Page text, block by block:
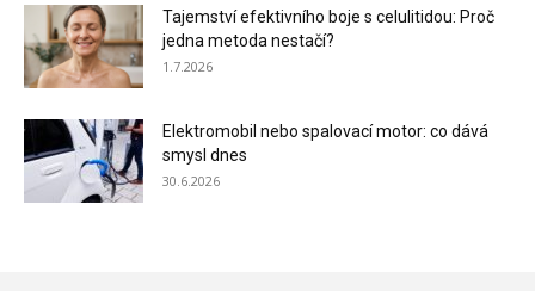
Tajemství efektivního boje s celulitidou: Proč
jedna metoda nestačí?
1.7.2026
Elektromobil nebo spalovací motor: co dává
smysl dnes
30.6.2026